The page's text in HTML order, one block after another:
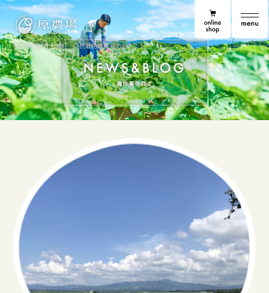
原農場便り
原農場
熊本県菊池市七城町・自然栽培無農薬のお米
online shop